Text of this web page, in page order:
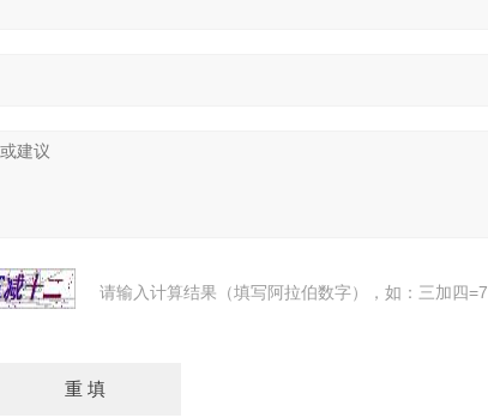
请输入计算结果（填写阿拉伯数字），如：三加四=7